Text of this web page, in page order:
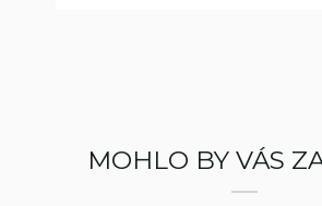
MOHLO BY VÁS